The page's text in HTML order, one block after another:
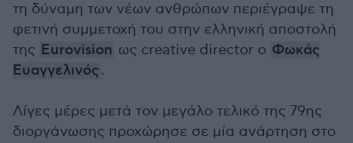
τη δύναμη των νέων ανθρώπων περιέγραψε τη
φετινή συμμετοχή του στην ελληνική αποστολή
της Eurovision ως creative director ο Φωκάς
Ευαγγελινός.
Λίγες μέρες μετά τον μεγάλο τελικό της 79ης
διοργάνωσης προχώρησε σε μία ανάρτηση στο